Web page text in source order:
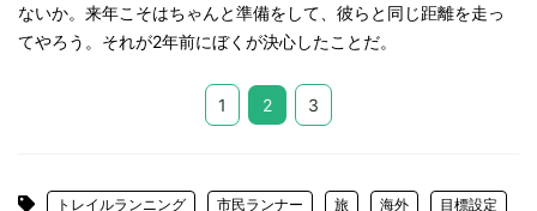
ないか。来年こそはちゃんと準備をして、彼らと同じ距離を走っ
てやろう。それが2年前にぼくが決心したことだ。
1 2 3
トレイルランニング 市民ランナー 旅 海外 目標設定